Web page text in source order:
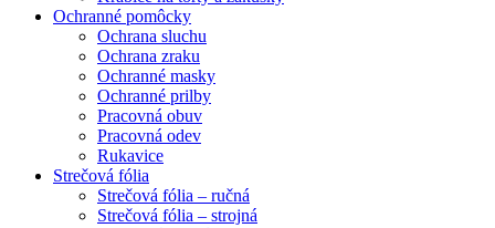
Ochranné pomôcky
Ochrana sluchu
Ochrana zraku
Ochranné masky
Ochranné prilby
Pracovná obuv
Pracovná odev
Rukavice
Strečová fólia
Strečová fólia – ručná
Strečová fólia – strojná